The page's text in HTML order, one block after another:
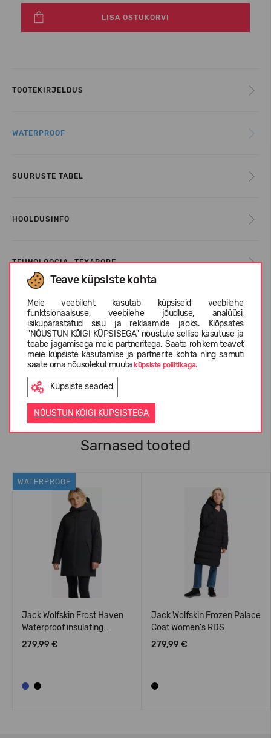
Teave küpsiste kohta
Meie veebileht kasutab küpsiseid veebilehe
funktsionaalsuse, veebilehe jõudluse, analüüsi,
isikupärastatud sisu ja reklaamide jaoks. Klõpsates
"NÕUSTUN KÕIGI KÜPSISEGA" nõustute sellise kasutuse ja
teabe jagamisega meie partneritega. Saate rohkem teavet
meie küpsiste kasutamise ja partnerite kohta ning samuti
saate oma nõusolekut muutaküpsiste poliitikaga.
Küpsiste seaded
NÕUSTUN KÕIGI KÜPSISTEGA
LISA OSTUKORVI
TOOTEKIRJELDUS
WATERPROOF
SUURUSTE TABEL
HOOLDUSINFO
TEHNOLOOGIA_TEXAPORE
TEHNOLOOGIA_TEXATHERM
INFORMATSIOON KOHTA JACK WOLFSKIN
KLIENTIDE ARVUSTUSED (0)
Sarnased tooted
WATERPROOF
Jack Wolfskin Frost Haven
Waterproof insulating
Jacket Women's
279,99 €
Jack Wolfskin Frozen Palace
Coat Women's RDS
279,99 €